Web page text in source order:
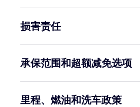
损害责任
承保范围和超额减免选项
里程、燃油和洗车政策